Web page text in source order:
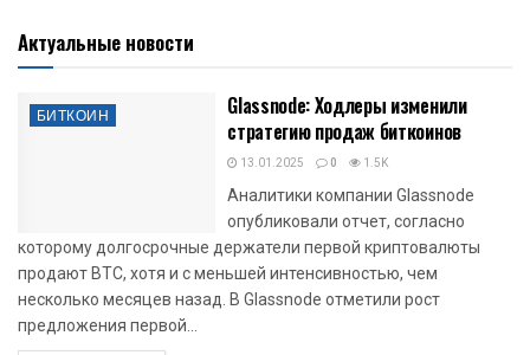
Актуальные новости
БИТКОИН
Glassnode: Ходлеры изменили
стратегию продаж биткоинов
13.01.2025 0 1.5K
Аналитики компании Glassnode
опубликовали отчет, согласно
которому долгосрочные держатели первой криптовалюты
продают BTC, хотя и с меньшей интенсивностью, чем
несколько месяцев назад. В Glassnode отметили рост
предложения первой...